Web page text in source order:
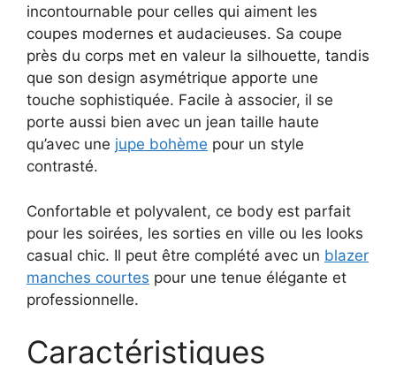
incontournable pour celles qui aiment les
coupes modernes et audacieuses. Sa coupe
près du corps met en valeur la silhouette, tandis
que son design asymétrique apporte une
touche sophistiquée. Facile à associer, il se
porte aussi bien avec un jean taille haute
qu’avec une jupe bohème pour un style
contrasté.
Confortable et polyvalent, ce body est parfait
pour les soirées, les sorties en ville ou les looks
casual chic. Il peut être complété avec un blazer
manches courtes pour une tenue élégante et
professionnelle.
Caractéristiques